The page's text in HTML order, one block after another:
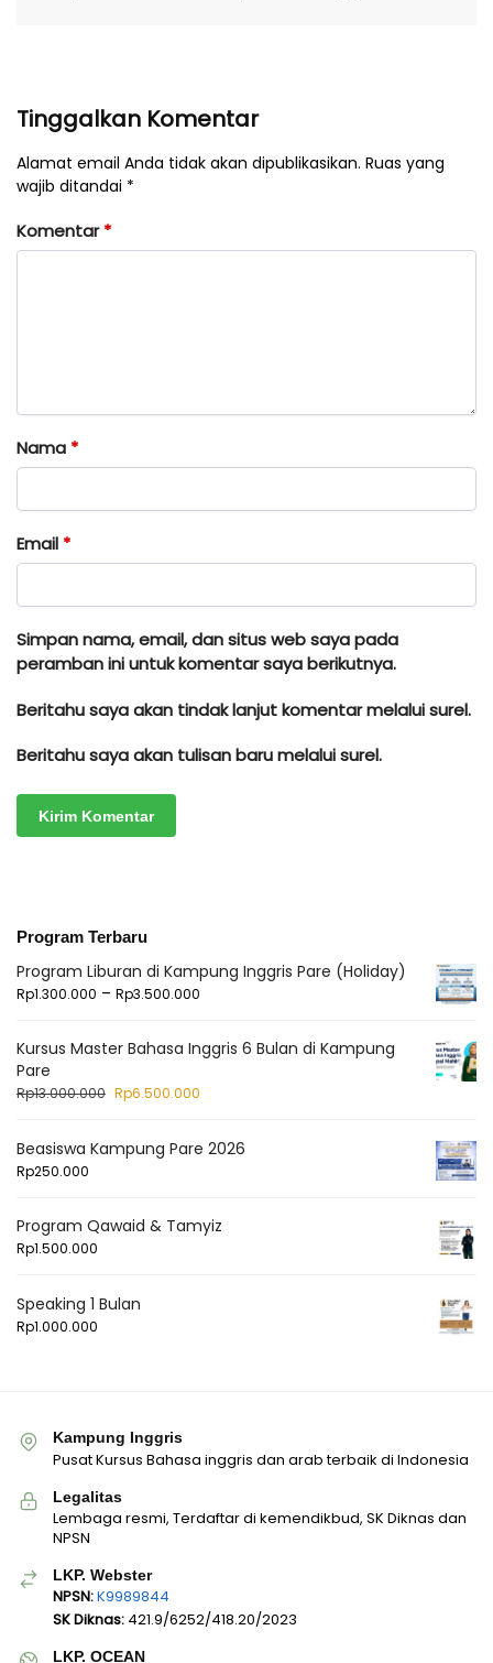
Tinggalkan Komentar
Alamat email Anda tidak akan dipublikasikan. Ruas yang
wajib ditandai *
Komentar*
Nama *
Email *
Simpan nama, email, dan situs web saya pada
peramban ini untuk komentar saya berikutnya.
Beritahu saya akan tindak lanjut komentar melalui surel.
Beritahu saya akan tulisan baru melalui surel.
Program Terbaru
Program Liburan di Kampung Inggris Pare (Holiday)
Rp1.300.000 – Rp3.500.000
Kursus Master Bahasa Inggris 6 Bulan di Kampung
Pare
Rp13.000.000 Rp6.500.000
Beasiswa Kampung Pare 2026
Rp250.000
Program Qawaid & Tamyiz
Rp1.500.000
Speaking 1 Bulan
Rp1.000.000
Kampung Inggris
Pusat Kursus Bahasa inggris dan arab terbaik di Indonesia
Legalitas
Lembaga resmi, Terdaftar di kemendikbud, SK Diknas dan
NPSN
LKP. Webster
NPSN:K9989844
SK Diknas: 421.9/6252/418.20/2023
LKP. OCEAN